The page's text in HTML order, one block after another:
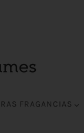
FRAGANCIAS